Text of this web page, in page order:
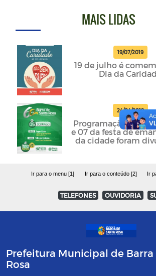
MAIS LIDAS
19/07/2019
19 de julho é
Dia da
24/04/2019
Programação dos
e 07 da festa de
da cidade foram
Ir para o menu [1] Ir para o conteúdo [2] Ir
TELEFONES OUVIDORIA
Prefeitura Municipal de Barra
Rosa